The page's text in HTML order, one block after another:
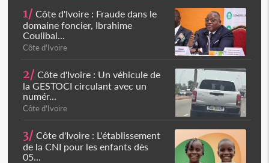
1/ Côte d'Ivoire : Fraude dans le
domaine foncier, Ibrahime
Coulibal...
Côte d'Ivoire
2/ Côte d'Ivoire : Un véhicule de
la GESTOCI circulant avec un
numér...
Côte d'Ivoire
3/ Côte d'Ivoire : L'établissement
de la CNI pour les enfants dès
05...